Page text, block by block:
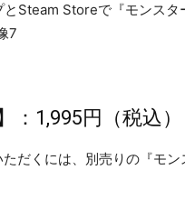
：1,995円（税込）
だくには、別売りの『モ